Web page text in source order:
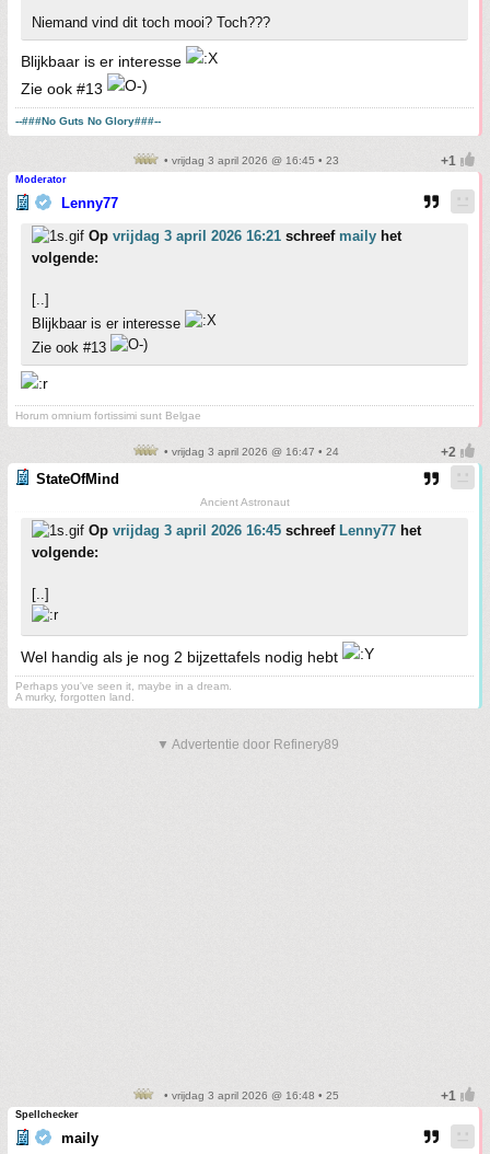
Niemand vind dit toch mooi? Toch???
Blijkbaar is er interesse
Zie ook #13
--###No Guts No Glory###--
• vrijdag 3 april 2026 @ 16:45 • 23
Moderator
Lenny77
Op vrijdag 3 april 2026 16:21 schreef maily het
volgende:
[..]
Blijkbaar is er interesse
Zie ook #13
Horum omnium fortissimi sunt Belgae
• vrijdag 3 april 2026 @ 16:47 • 24
StateOfMind
Ancient Astronaut
Op vrijdag 3 april 2026 16:45 schreef Lenny77 het
volgende:
[..]
Wel handig als je nog 2 bijzettafels nodig hebt
Perhaps you've seen it, maybe in a dream.
A murky, forgotten land.
▼ Advertentie door Refinery89
• vrijdag 3 april 2026 @ 16:48 • 25
Spellchecker
maily